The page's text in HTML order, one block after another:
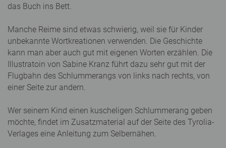
das Buch ins Bett.
Manche Reime sind etwas schwierig, weil sie für Kinder
unbekannte Wortkreationen verwenden. Die Geschichte
kann man aber auch gut mit eigenen Worten erzählen. Die
Illustratoin von Sabine Kranz führt dazu sehr gut mit der
Flugbahn des Schlummerangs von links nach rechts, von
einer Seite zur andern.
Wer seinem Kind einen kuscheligen Schlummerang geben
möchte, findet im Zusatzmaterial auf der Seite des Tyrolia-
Verlages eine Anleitung zum Selbernähen.